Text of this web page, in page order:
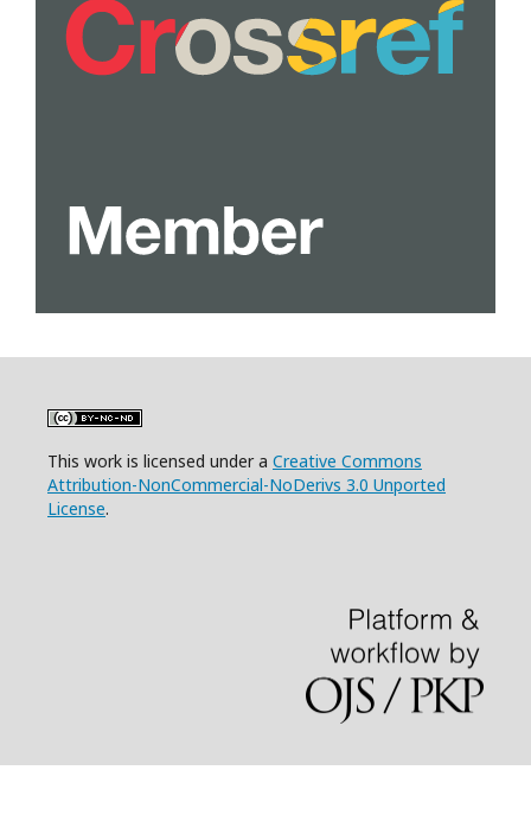
This work is licensed under a Creative Commons
Attribution-NonCommercial-NoDerivs 3.0 Unported
License.